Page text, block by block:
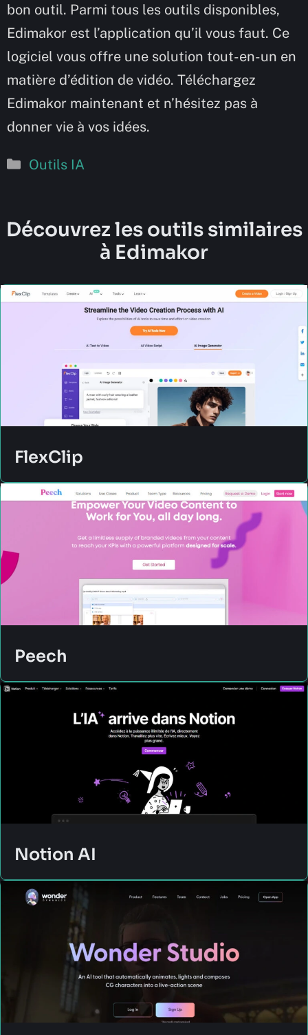
bon outil. Parmi tous les outils disponibles,
Edimakor est l’application qu’il vous faut. Ce
logiciel vous offre une solution tout-en-un en
matière d’édition de vidéo. Téléchargez
Edimakor maintenant et n’hésitez pas à
donner vie à vos idées.
Catégories
Outils IA
Découvrez les outils similaires
à Edimakor
FlexClip
Peech
Notion AI